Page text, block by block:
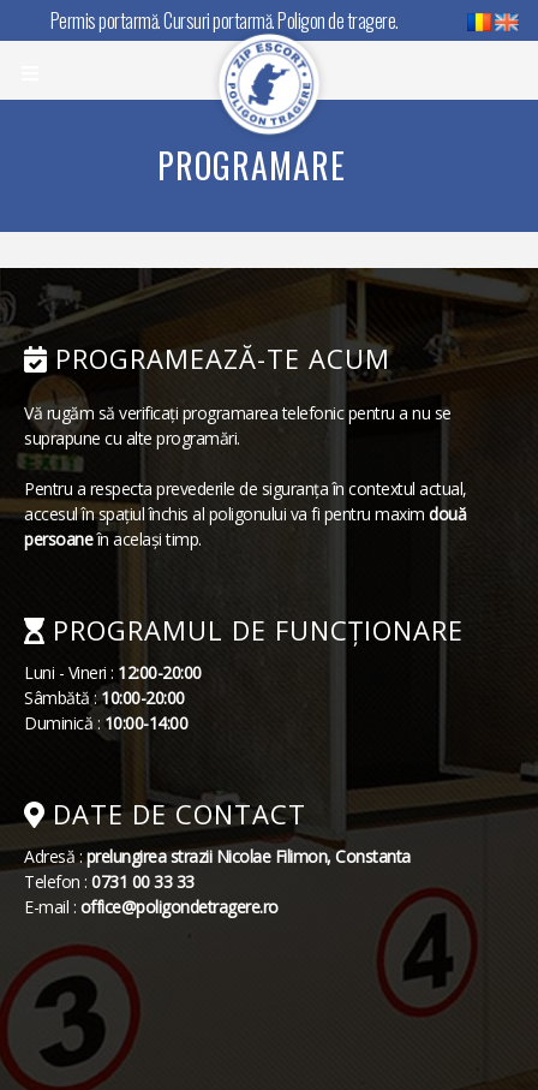
Permis portarmă. Cursuri portarmă. Poligon de tragere.
PROGRAMARE
PROGRAMEAZĂ-TE ACUM
Vă rugăm să verificați programarea telefonic pentru a nu se
suprapune cu alte programări.
Pentru a respecta prevederile de siguranța în contextul actual,
accesul în spațiul închis al poligonului va fi pentru maxim două
persoaneîn același timp.
PROGRAMUL DE FUNCȚIONARE
Luni - Vineri : 12:00-20:00
Sâmbătă :10:00-20:00
Duminică : 10:00-14:00
DATE DE CONTACT
Adresă :prelungirea strazii Nicolae Filimon, Constanta
Telefon : 0731 00 33 33
E-mail : office@poligondetragere.ro